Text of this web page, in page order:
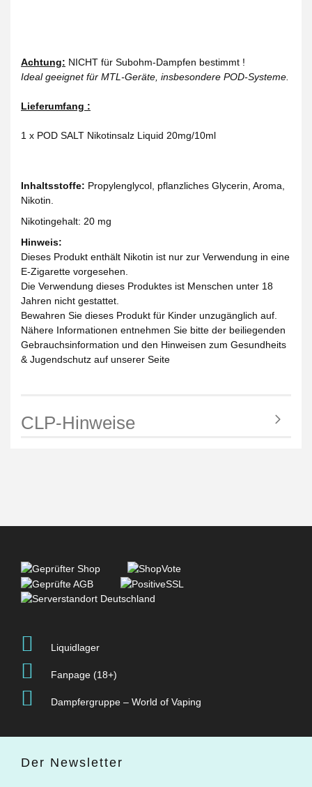
Achtung: NICHT für Subohm-Dampfen bestimmt !
Ideal geeignet für MTL-Geräte, insbesondere POD-Systeme.
Lieferumfang :
1 x POD SALT Nikotinsalz Liquid 20mg/10ml
Inhaltsstoffe: Propylenglycol, pflanzliches Glycerin, Aroma,
Nikotin.
Nikotingehalt: 20 mg
Hinweis:
Dieses Produkt enthält Nikotin ist nur zur Verwendung in eine
E-Zigarette vorgesehen.
Die Verwendung dieses Produktes ist Menschen unter 18
Jahren nicht gestattet.
Bewahren Sie dieses Produkt für Kinder unzugänglich auf.
Nähere Informationen entnehmen Sie bitte der beiliegenden
Gebrauchsinformation und den Hinweisen zum Gesundheits
& Jugendschutz auf unserer Seite
CLP-Hinweise
Liquidlager
Fanpage (18+)
Dampfergruppe – World of Vaping
Der Newsletter